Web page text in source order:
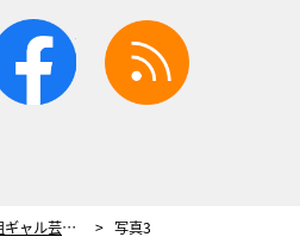
facebook
元祖ギャル芸人、“貯金80円”クズ夫を働かせるため「バーを開店する」 ラブホテルで打ち明けたまさかの提案 写真3